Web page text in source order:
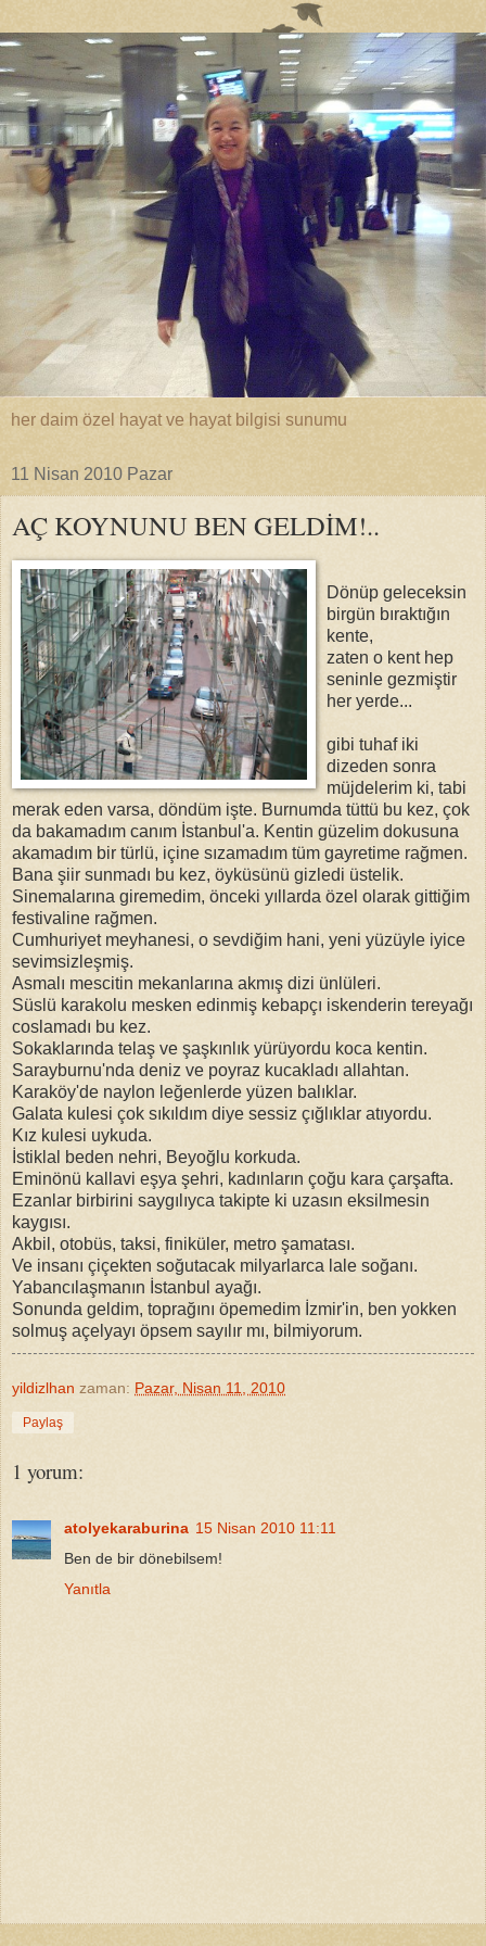
her daim özel hayat ve hayat bilgisi sunumu
11 Nisan 2010 Pazar
AÇ KOYNUNU BEN GELDİM!..
Dönüp geleceksin
birgün bıraktığın
kente,
zaten o kent hep
seninle gezmiştir
her yerde...
gibi tuhaf iki
dizeden sonra
müjdelerim ki, tabi
merak eden varsa, döndüm işte. Burnumda tüttü bu kez, çok
da bakamadım canım İstanbul'a. Kentin güzelim dokusuna
akamadım bir türlü, içine sızamadım tüm gayretime rağmen.
Bana şiir sunmadı bu kez, öyküsünü gizledi üstelik.
Sinemalarına giremedim, önceki yıllarda özel olarak gittiğim
festivaline rağmen.
Cumhuriyet meyhanesi, o sevdiğim hani, yeni yüzüyle iyice
sevimsizleşmiş.
Asmalı mescitin mekanlarına akmış dizi ünlüleri.
Süslü karakolu mesken edinmiş kebapçı iskenderin tereyağı
coslamadı bu kez.
Sokaklarında telaş ve şaşkınlık yürüyordu koca kentin.
Sarayburnu'nda deniz ve poyraz kucakladı allahtan.
Karaköy'de naylon leğenlerde yüzen balıklar.
Galata kulesi çok sıkıldım diye sessiz çığlıklar atıyordu.
Kız kulesi uykuda.
İstiklal beden nehri, Beyoğlu korkuda.
Eminönü kallavi eşya şehri, kadınların çoğu kara çarşafta.
Ezanlar birbirini saygılıyca takipte ki uzasın eksilmesin
kaygısı.
Akbil, otobüs, taksi, finiküler, metro şamatası.
Ve insanı çiçekten soğutacak milyarlarca lale soğanı.
Yabancılaşmanın İstanbul ayağı.
Sonunda geldim, toprağını öpemedim İzmir'in, ben yokken
solmuş açelyayı öpsem sayılır mı, bilmiyorum.
yildizlhan zaman: Pazar, Nisan 11, 2010
Paylaş
1 yorum:
atolyekaraburina 15 Nisan 2010 11:11
Ben de bir dönebilsem!
Yanıtla